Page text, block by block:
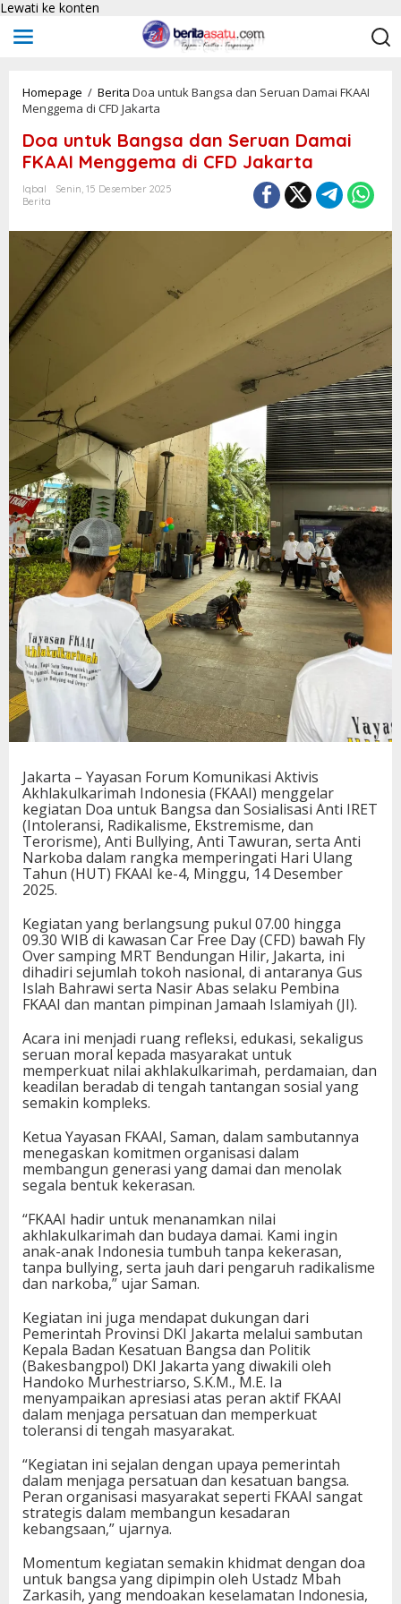
Lewati ke konten
Homepage / Berita Doa untuk Bangsa dan Seruan Damai FKAAI
Menggema di CFD Jakarta
Doa untuk Bangsa dan Seruan Damai
FKAAI Menggema di CFD Jakarta
Iqbal
Senin, 15 Desember 2025
Berita
Jakarta – Yayasan Forum Komunikasi Aktivis
Akhlakulkarimah Indonesia (FKAAI) menggelar
kegiatan Doa untuk Bangsa dan Sosialisasi Anti IRET
(Intoleransi, Radikalisme, Ekstremisme, dan
Terorisme), Anti Bullying, Anti Tawuran, serta Anti
Narkoba dalam rangka memperingati Hari Ulang
Tahun (HUT) FKAAI ke-4, Minggu, 14 Desember
2025.
Kegiatan yang berlangsung pukul 07.00 hingga
09.30 WIB di kawasan Car Free Day (CFD) bawah Fly
Over samping MRT Bendungan Hilir, Jakarta, ini
dihadiri sejumlah tokoh nasional, di antaranya Gus
Islah Bahrawi serta Nasir Abas selaku Pembina
FKAAI dan mantan pimpinan Jamaah Islamiyah (JI).
Acara ini menjadi ruang refleksi, edukasi, sekaligus
seruan moral kepada masyarakat untuk
memperkuat nilai akhlakulkarimah, perdamaian, dan
keadilan beradab di tengah tantangan sosial yang
semakin kompleks.
Ketua Yayasan FKAAI, Saman, dalam sambutannya
menegaskan komitmen organisasi dalam
membangun generasi yang damai dan menolak
segala bentuk kekerasan.
“FKAAI hadir untuk menanamkan nilai
akhlakulkarimah dan budaya damai. Kami ingin
anak-anak Indonesia tumbuh tanpa kekerasan,
tanpa bullying, serta jauh dari pengaruh radikalisme
dan narkoba,” ujar Saman.
Kegiatan ini juga mendapat dukungan dari
Pemerintah Provinsi DKI Jakarta melalui sambutan
Kepala Badan Kesatuan Bangsa dan Politik
(Bakesbangpol) DKI Jakarta yang diwakili oleh
Handoko Murhestriarso, S.K.M., M.E. Ia
menyampaikan apresiasi atas peran aktif FKAAI
dalam menjaga persatuan dan memperkuat
toleransi di tengah masyarakat.
“Kegiatan ini sejalan dengan upaya pemerintah
dalam menjaga persatuan dan kesatuan bangsa.
Peran organisasi masyarakat seperti FKAAI sangat
strategis dalam membangun kesadaran
kebangsaan,” ujarnya.
Momentum kegiatan semakin khidmat dengan doa
untuk bangsa yang dipimpin oleh Ustadz Mbah
Zarkasih, yang mendoakan keselamatan Indonesia,